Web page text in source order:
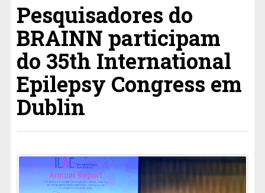
Pesquisadores do
BRAINN participam
do 35th International
Epilepsy Congress em
Dublin